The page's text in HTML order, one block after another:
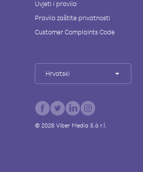
Uvjeti i pravila
Pravila zaštite privatnosti
Customer Complaints Code
Hrvatski
© 2026Viber Media S.à r.l.